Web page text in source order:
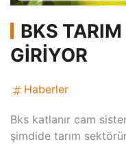
BKS
GIRIYOR
Haberler
Bks katlanır cam
şimdide tarım